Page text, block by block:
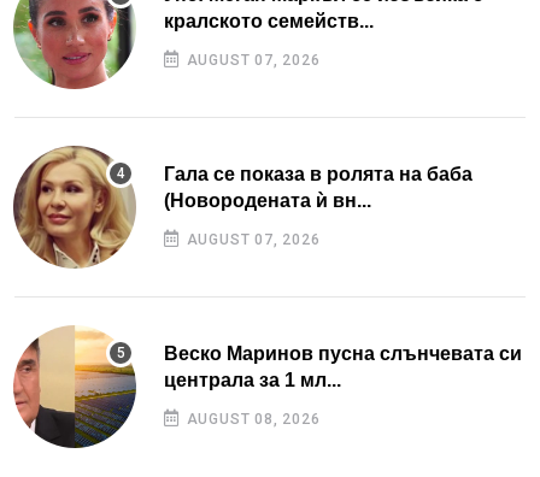
кралското семейств...
AUGUST 07, 2026
Гала се показа в ролята на баба
(Новородената ѝ вн...
AUGUST 07, 2026
Веско Маринов пусна слънчевата си
централа за 1 мл...
AUGUST 08, 2026